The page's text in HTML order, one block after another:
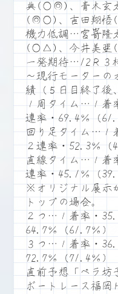
典(○◎)、青木玄
(◎○)、吉田翔
機力低調…宮嵜
(○△)、今井美
一発期待…12Ｒ３
～現行モーターの
績（５日目終了後
１周タイム…１着
連率・69.4％（
回り足タイム…１
２連率・52.3％（
直線タイム…１着
連率・45.1％（
※オリジナル展示
トップの場合。
２つ…１着率・
64.7％（61.7％）
３つ…１着率・
72.7％（71.4％）
直前予想「ペラ
ボートレース福